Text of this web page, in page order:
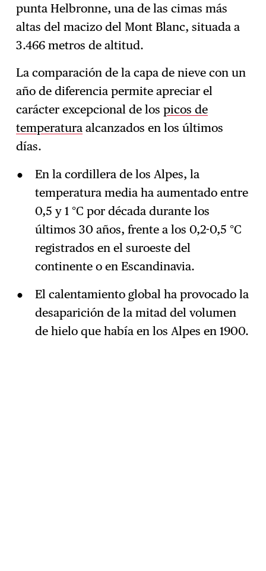
punta Helbronne, una de las cimas más
altas del macizo del Mont Blanc, situada a
3.466 metros de altitud.
La comparación de la capa de nieve con un
año de diferencia permite apreciar el
carácter excepcional de lospicos de
temperatura alcanzados en los últimos
días.
En la cordillera de los Alpes, la
temperatura media ha aumentado entre
0,5 y 1 °C por década durante los
últimos 30 años, frente a los 0,2-0,5 °C
registrados en el suroeste del
continente o en Escandinavia.
El calentamiento global ha provocado la
desaparición de la mitad del volumen
de hielo que había en los Alpes en 1900.